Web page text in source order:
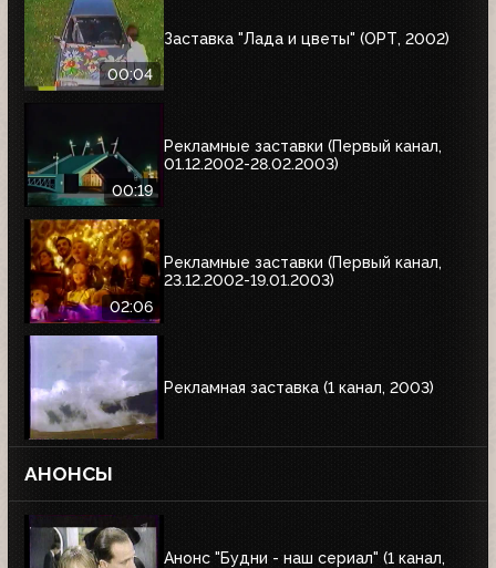
00:04
Заставка "Лада и цветы" (ОРТ, 2002)
00:19
Рекламные заставки (Первый канал,
01.12.2002-28.02.2003)
02:06
Рекламные заставки (Первый канал,
23.12.2002-19.01.2003)
Рекламная заставка (1 канал, 2003)
АНОНСЫ
Анонс "Будни - наш сериал" (1 канал,